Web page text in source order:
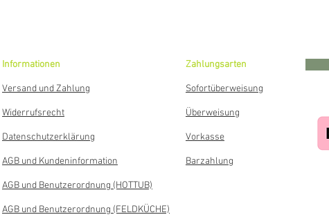
Informationen
Versand und Zahlung
Widerrufsrecht
Datenschutzerklärung
AGB und Kundeninformation
AGB und Benutzerordnung (HOTTUB)
AGB und Benutzerordnung (FELDKÜCHE)
Zahlungsarten
Sofortüberweisung
Überweisung
Vorkasse
Barzahlung